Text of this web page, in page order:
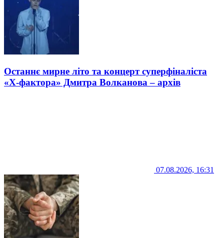
Останнє мирне літо та концерт суперфіналіста
«Х-фактора» Дмитра Волканова – архів
07.08.2026, 16:31